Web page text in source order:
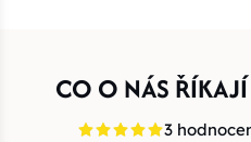
CO O NÁS
3